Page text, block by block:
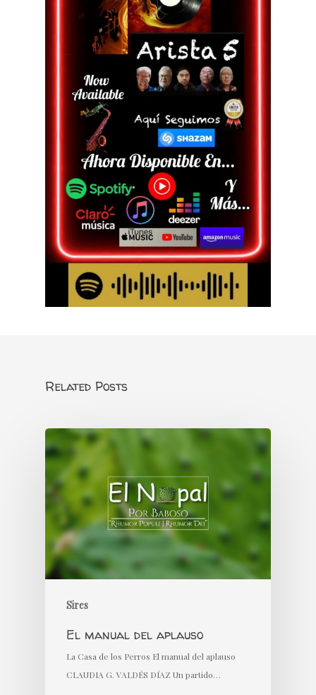
Related Posts
Sires
El manual del aplauso
La Casa de los Perros El manual del aplauso
CLAUDIA G. VALDÉS DÍAZ Un partido…